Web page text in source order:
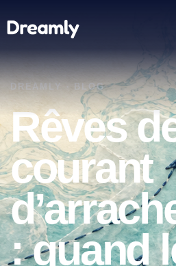
Rêves
courant
: quand